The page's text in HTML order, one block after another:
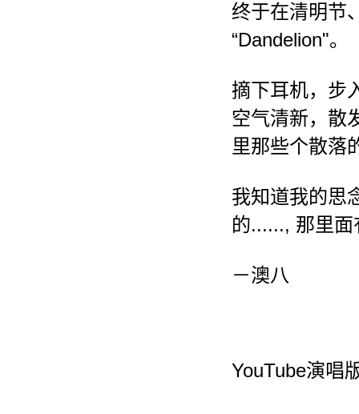
终于在清明节
“Dandelion"。
摘下耳机，步
空气清新，散
里那些个散落
我知道我的思
的......, 那里面
－澳八
YouTube演唱